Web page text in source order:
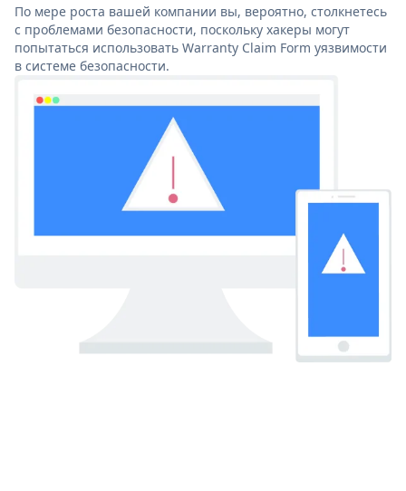
По мере роста вашей компании вы, вероятно, столкнетесь
с проблемами безопасности, поскольку хакеры могут
попытаться использовать Warranty Claim Form уязвимости
в системе безопасности.